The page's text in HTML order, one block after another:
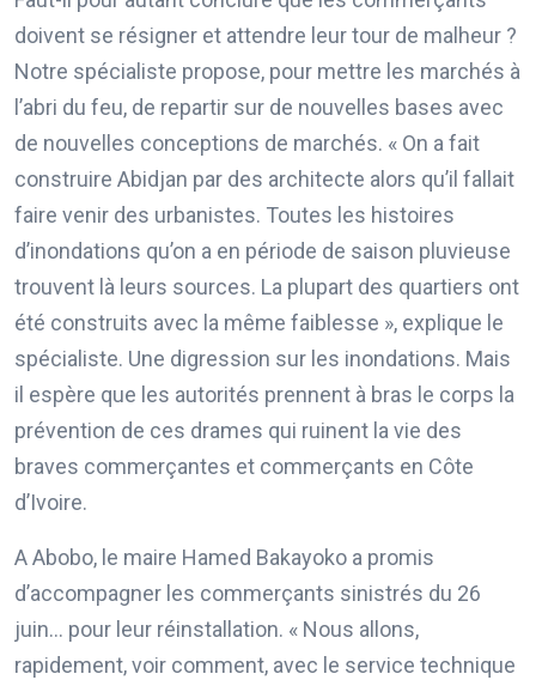
doivent se résigner et attendre leur tour de malheur ?
Notre spécialiste propose, pour mettre les marchés à
l’abri du feu, de repartir sur de nouvelles bases avec
de nouvelles conceptions de marchés. « On a fait
construire Abidjan par des architecte alors qu’il fallait
faire venir des urbanistes. Toutes les histoires
d’inondations qu’on a en période de saison pluvieuse
trouvent là leurs sources. La plupart des quartiers ont
été construits avec la même faiblesse », explique le
spécialiste. Une digression sur les inondations. Mais
il espère que les autorités prennent à bras le corps la
prévention de ces drames qui ruinent la vie des
braves commerçantes et commerçants en Côte
d’Ivoire.
A Abobo, le maire Hamed Bakayoko a promis
d’accompagner les commerçants sinistrés du 26
juin… pour leur réinstallation. « Nous allons,
rapidement, voir comment, avec le service technique